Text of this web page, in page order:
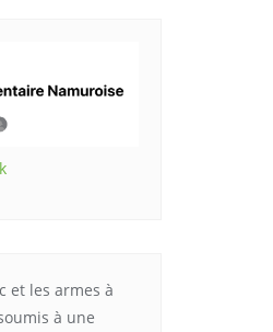
et les armes à
à une